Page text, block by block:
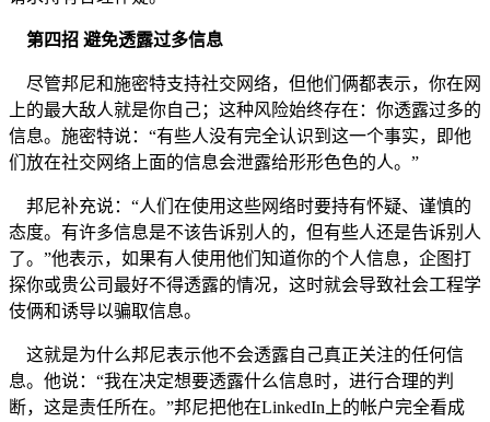
第四招 避免透露过多信息
尽管邦尼和施密特支持社交网络，但他们俩都表示，你在网
上的最大敌人就是你自己；这种风险始终存在：你透露过多的
信息。施密特说：“有些人没有完全认识到这一个事实，即他
们放在社交网络上面的信息会泄露给形形色色的人。”
邦尼补充说：“人们在使用这些网络时要持有怀疑、谨慎的
态度。有许多信息是不该告诉别人的，但有些人还是告诉别人
了。”他表示，如果有人使用他们知道你的个人信息，企图打
探你或贵公司最好不得透露的情况，这时就会导致社会工程学
伎俩和诱导以骗取信息。
这就是为什么邦尼表示他不会透露自己真正关注的任何信
息。他说：“我在决定想要透露什么信息时，进行合理的判
断，这是责任所在。”邦尼把他在LinkedIn上的帐户完全看成